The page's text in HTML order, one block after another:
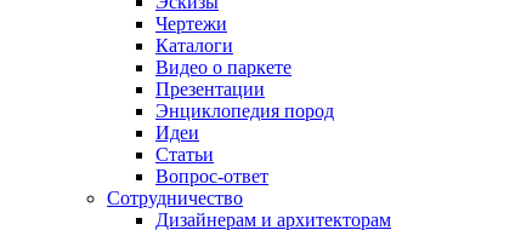
Чертежи
Каталоги
Видео о паркете
Презентации
Энциклопедия пород
Идеи
Статьи
Вопрос-ответ
Сотрудничество
Дизайнерам и архитекторам